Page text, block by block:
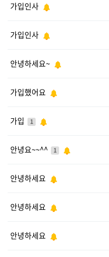
가입인사
가입인사
안녕하세요~
가입했어요
가입 1
안녕요~~^^ 1
안녕하세요
안녕하세요
안녕하세요